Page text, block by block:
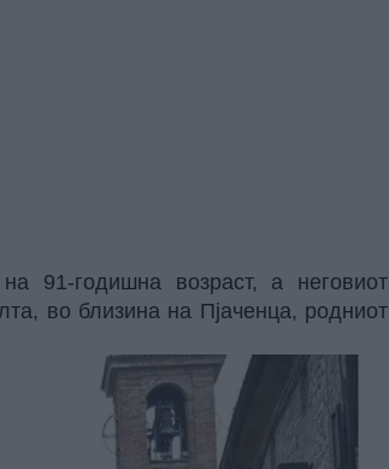
91-годишна возраст, а неговиот
во близина на Пјаченца, родниот